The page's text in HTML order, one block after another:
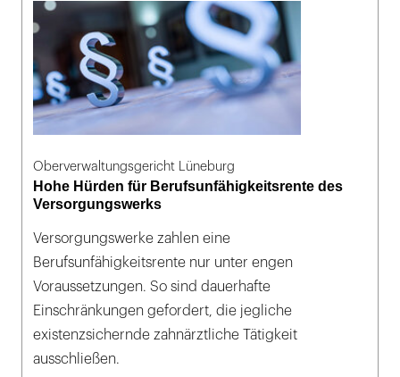
Oberverwaltungsgericht Lüneburg
Hohe Hürden für Berufsunfähigkeitsrente des
Versorgungswerks
Versorgungswerke zahlen eine
Berufsunfähigkeitsrente nur unter engen
Voraussetzungen. So sind dauerhafte
Einschränkungen gefordert, die jegliche
existenzsichernde zahnärztliche Tätigkeit
ausschließen.